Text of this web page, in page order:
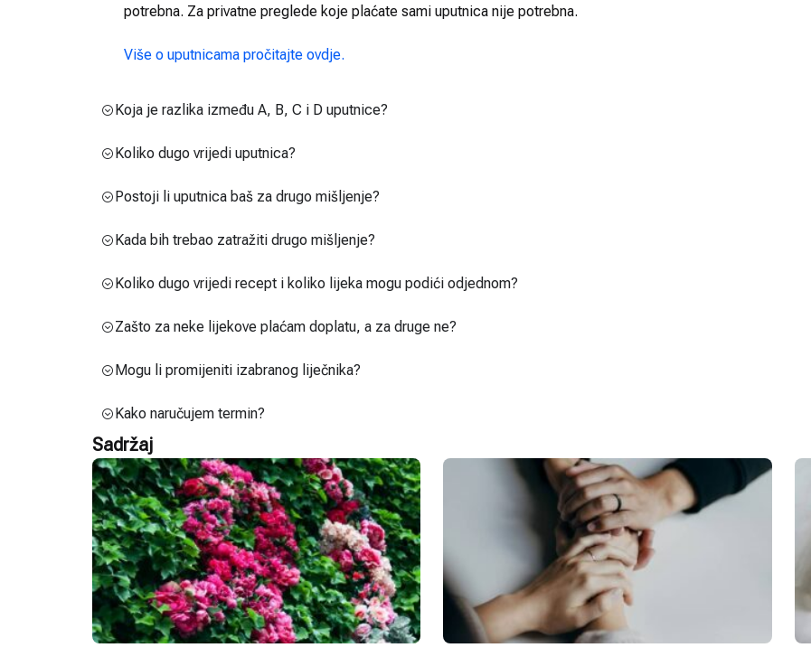
potrebna. Za privatne preglede koje plaćate sami uputnica nije potrebna.
Više o uputnicama pročitajte ovdje.
Koja je razlika između A, B, C i D uputnice?
Koliko dugo vrijedi uputnica?
Postoji li uputnica baš za drugo mišljenje?
Kada bih trebao zatražiti drugo mišljenje?
Koliko dugo vrijedi recept i koliko lijeka mogu podići odjednom?
Zašto za neke lijekove plaćam doplatu, a za druge ne?
Mogu li promijeniti izabranog liječnika?
Kako naručujem termin?
Sadržaj